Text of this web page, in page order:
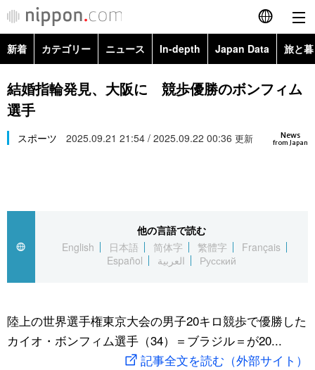
English
简体字
Русский
カテゴリー
経済・ビジネス
国際
文化
トップ
アーカイブ
In-depth
Japan Data
動画/Live
新着 カテゴリー ニュース In-depth Japan Data 旅と
政治・外交
経済・ビジネス
スポーツ・東京2020
Topics
結婚指輪発見、大阪に 競歩優勝のボンフィム
選手
News
from Japan
スポーツ 2025.09.21 21:54 / 2025.09.22 00:36 更新
他の言語で読む
English
日本語 简体字 繁體字
Français
Español
العربية Русский
陸上の世界選手権東京大会の男子20キロ競歩で優勝した
カイオ・ボンフィム選手（34）＝ブラジル＝が20...
記事全文を読む（外部サイト）